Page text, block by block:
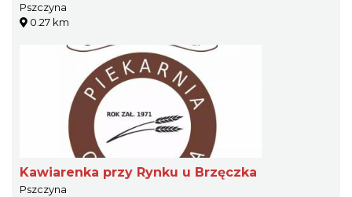
Pszczyna
0.27 km
Kawiarenka przy Rynku u Brzęczka
Pszczyna